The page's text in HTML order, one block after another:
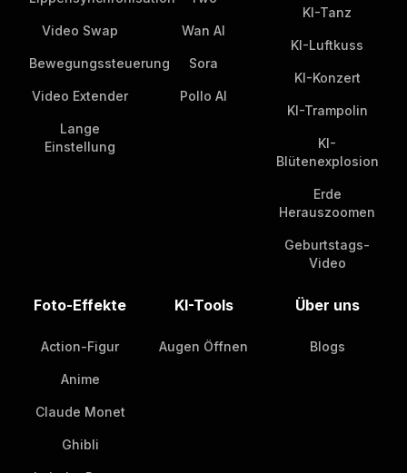
Video Swap
Bewegungssteuerung
Video Extender
Lange
Einstellung
Wan AI
Sora
Pollo AI
KI-Tanz
KI-Luftkuss
KI-Konzert
KI-Trampolin
KI-
Blütenexplosion
Erde
Herauszoomen
Geburtstags-
Video
Foto-Effekte
Action-Figur
Anime
Claude Monet
Ghibli
KI-Tools
Augen Öffnen
Über uns
Blogs